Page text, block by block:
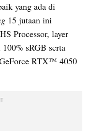
yang ada di
15 jutaan ini
Processor, layer
sRGB serta
RTX™ 4050